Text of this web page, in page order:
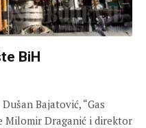
BiH
Bajatović, “Gas
Milomir Draganić i direktor